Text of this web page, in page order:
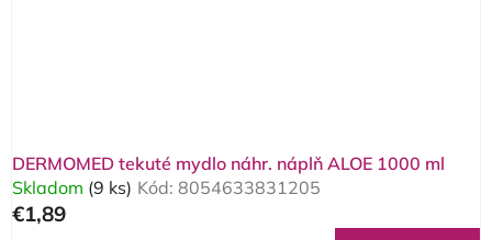
DERMOMED tekuté mydlo náhr. náplň ALOE 1000 ml
Skladom (9 ks) Kód: 8054633831205
€1,89